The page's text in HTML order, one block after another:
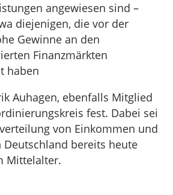
angewiesen sind –
diejenigen, die vor der
Gewinne an den
Finanzmärkten
haben
Auhagen, ebenfalls Mitglied
fest. Dabei sei
von Einkommen und
Deutschland bereits heute
Mittelalter.